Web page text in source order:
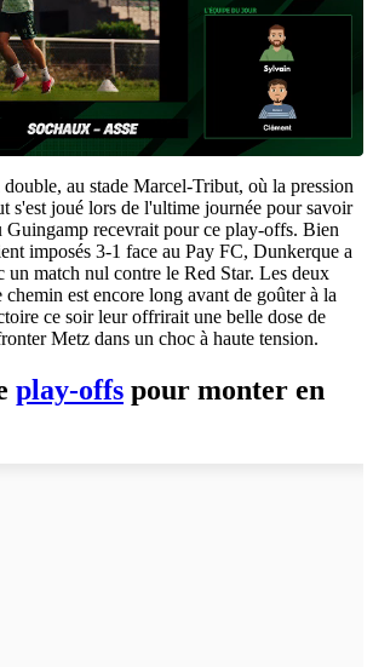
au stade Marcel-Tribut, où la pression
s'est joué lors de l'ultime journée pour savoir
recevrait pour ce play-offs. Bien
imposés 3-1 face au Pay FC, Dunkerque a
un match nul contre le Red Star. Les deux
chemin est encore long avant de goûter à la
ce soir leur offrirait une belle dose de
Metz dans un choc à haute tension.
play-offs pour monter en